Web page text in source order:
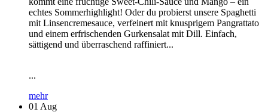
echtes Sommerhighlight! Oder du probierst unsere Spaghetti
mit Linsencremesauce, verfeinert mit knusprigem Pangrattato
und einem erfrischenden Gurkensalat mit Dill. Einfach,
sättigend und überraschend raffiniert...
...
mehr
01 Aug